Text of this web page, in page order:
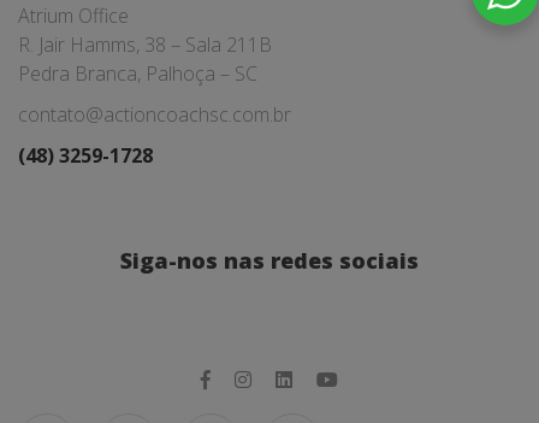
Atrium Office
R. Jair Hamms, 38 – Sala 211B
Pedra Branca, Palhoça – SC
contato@actioncoachsc.com.br
(48) 3259-1728
Siga-nos nas redes sociais